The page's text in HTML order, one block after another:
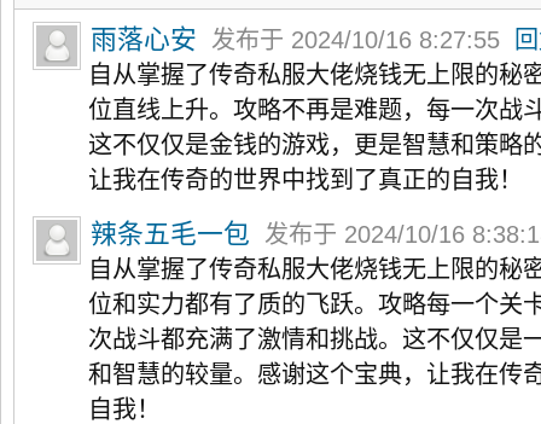
雨落心安 发布于 2024/10/16 8:27:55
自从掌握了传奇私服大佬烧钱无上限的秘
位直线上升。攻略不再是难题，每一次战
这不仅仅是金钱的游戏，更是智慧和策略
让我在传奇的世界中找到了真正的自我！
辣条五毛一包
发布于 2024/10/16
自从掌握了传奇私服大佬烧钱无上限的秘
位和实力都有了质的飞跃。攻略每一个关
次战斗都充满了激情和挑战。这不仅仅是
和智慧的较量。感谢这个宝典，让我在传
自我！